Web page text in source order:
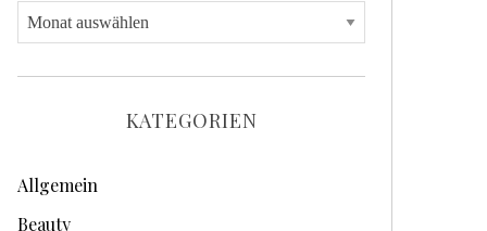
A
r
c
e
KATEGORIEN
Allgemein
Beauty